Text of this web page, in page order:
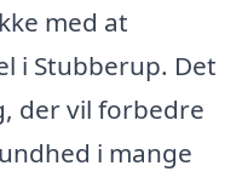
med at
i Stubberup. Det
der vil forbedre
i mange